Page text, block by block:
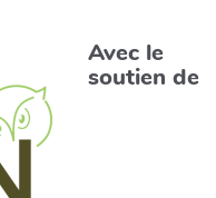
Avec le
soutien de